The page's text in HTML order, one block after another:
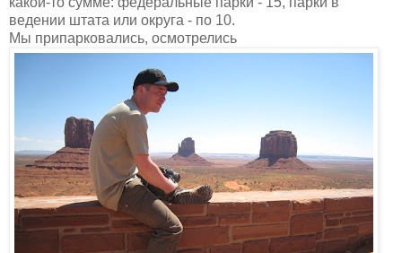
ведении штата или округа - по 10.
Мы припарковались, осмотрелись